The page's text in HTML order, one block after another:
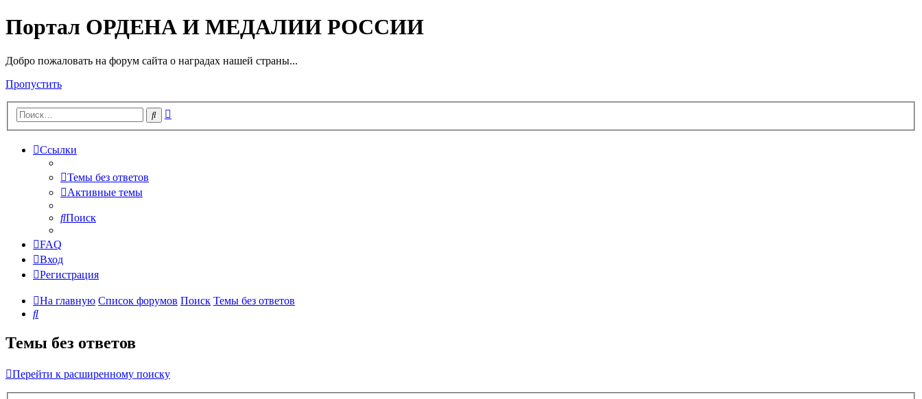
Портал ОРДЕНА И МЕДАЛИИ РОССИИ
Добро пожаловать на форум сайта о наградах нашей страны...
Пропустить
Поиск
Ссылки
Темы без ответов
Активные темы
Поиск
FAQ
Вход
Регистрация
На главную Список форумов Поиск Темы без ответов
Поиск
Темы без ответов
Перейти к расширенному поиску